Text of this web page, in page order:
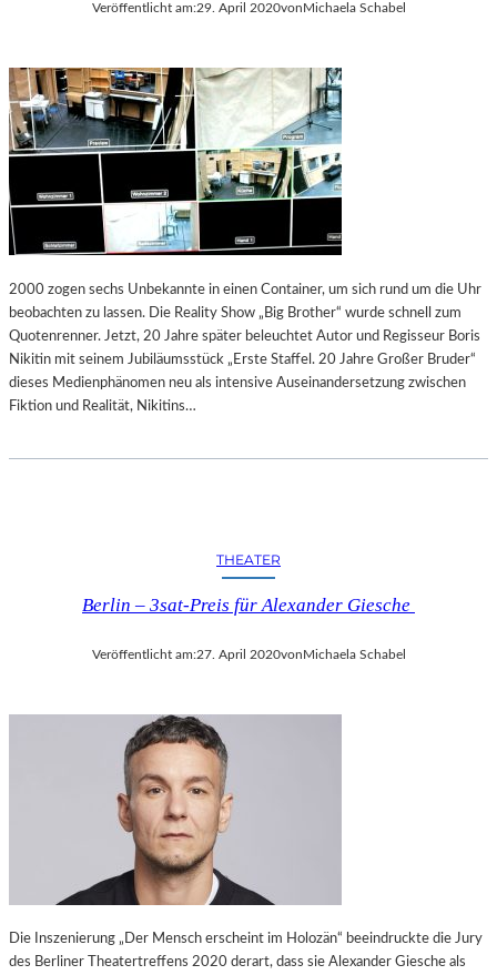
Veröffentlicht am:29. April 2020von Michaela Schabel
2000 zogen sechs Unbekannte in einen Container, um sich rund um die Uhr
beobachten zu lassen. Die Reality Show „Big Brother“ wurde schnell zum
Quotenrenner. Jetzt, 20 Jahre später beleuchtet Autor und Regisseur Boris
Nikitin mit seinem Jubiläumsstück „Erste Staffel. 20 Jahre Großer Bruder“
dieses Medienphänomen neu als intensive Auseinandersetzung zwischen
Fiktion und Realität, Nikitins…
THEATER
Berlin – 3sat-Preis für Alexander Giesche
Veröffentlicht am:27. April 2020vonMichaela Schabel
Die Inszenierung „Der Mensch erscheint im Holozän“ beeindruckte die Jury
des Berliner Theatertreffens 2020 derart, dass sie Alexander Giesche als